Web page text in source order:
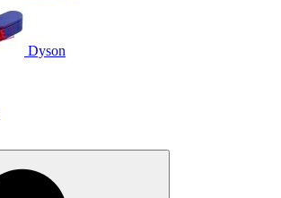
Dyson